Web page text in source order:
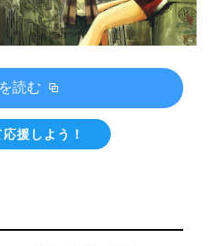
読む
援しよう！